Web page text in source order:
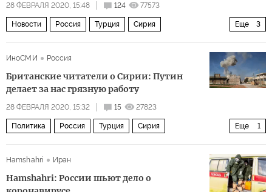
28 ФЕВРАЛЯ 2020, 15:48 124 77573
Еще 3
Новости Россия Турция Сирия
ИноСМИ Россия
Британские читатели о Сирии: Путин
делает за нас грязную работу
28 ФЕВРАЛЯ 2020, 15:32 15 27823
Еще 1
Политика Россия Турция Сирия
Hamshahri
Иран
Hamshahri: России шьют дело о